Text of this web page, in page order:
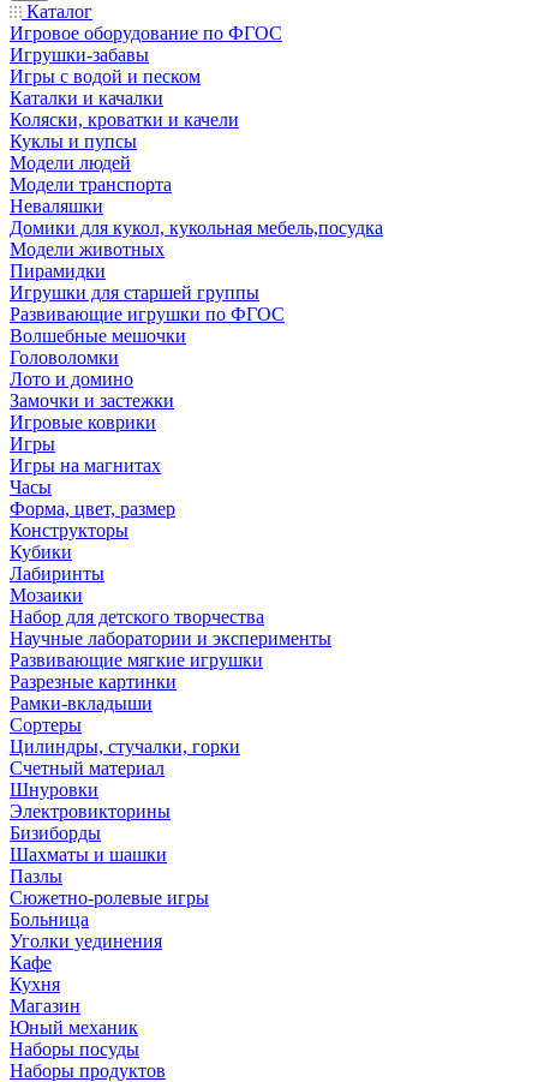
Каталог
Игровое оборудование по ФГОС
Игрушки-забавы
Игры с водой и песком
Каталки и качалки
Коляски, кроватки и качели
Куклы и пупсы
Модели людей
Модели транспорта
Неваляшки
Домики для кукол, кукольная мебель,посудка
Модели животных
Пирамидки
Игрушки для старшей группы
Развивающие игрушки по ФГОС
Волшебные мешочки
Головоломки
Лото и домино
Замочки и застежки
Игровые коврики
Игры
Игры на магнитах
Часы
Форма, цвет, размер
Конструкторы
Кубики
Лабиринты
Мозаики
Набор для детского творчества
Научные лаборатории и эксперименты
Развивающие мягкие игрушки
Разрезные картинки
Рамки-вкладыши
Сортеры
Цилиндры, стучалки, горки
Счетный материал
Шнуровки
Электровикторины
Бизиборды
Шахматы и шашки
Пазлы
Сюжетно-ролевые игры
Больница
Уголки уединения
Кафе
Кухня
Магазин
Юный механик
Наборы посуды
Наборы продуктов